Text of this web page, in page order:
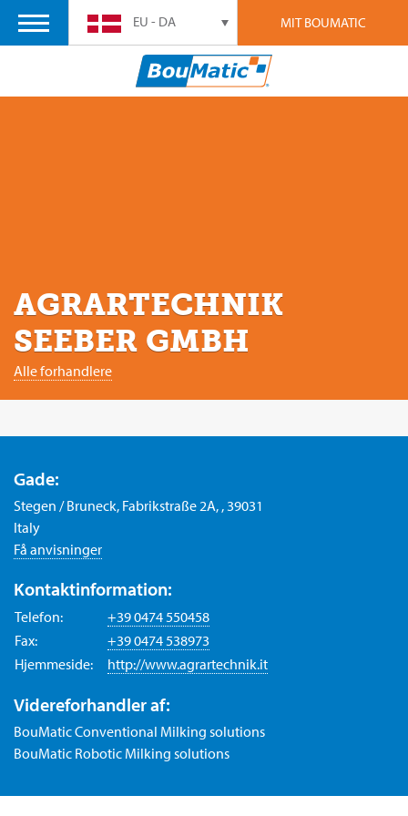
MIT BOUMATIC
EU - DA
AGRARTECHNIK
SEEBER GMBH
Alle forhandlere
Gade:
Stegen / Bruneck, Fabrikstraße 2A, , 39031
Italy
Få anvisninger
Kontaktinformation:
Telefon:
+39 0474 550458
Fax:
+39 0474 538973
Hjemmeside:
http://www.agrartechnik.it
Videreforhandler af:
BouMatic Conventional Milking solutions
BouMatic Robotic Milking solutions